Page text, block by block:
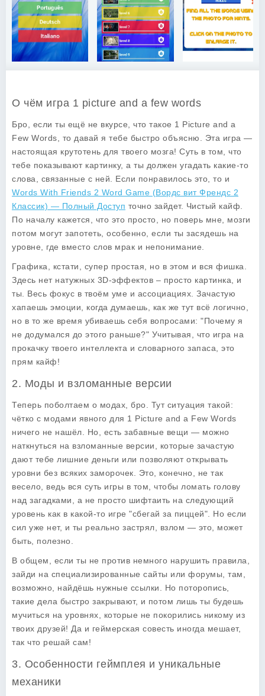
О чём игра 1 picture and a few words
Бро, если ты ещё не вкурсе, что такое 1 Picture and a
Few Words , то давай я тебе быстро объясню. Эта игра —
настоящая крутотень для твоего мозга! Суть в том, что
тебе показывают картинку, а ты должен угадать какие-то
слова, связанные с ней. Если понравилось это, то и
Words With Friends 2 Word Game (Вордс вит Френдс 2
Классик) — Полный Доступ точно зайдет. Чистый кайф.
По началу кажется, что это просто, но поверь мне, мозги
потом могут запотеть, особенно, если ты засядешь на
уровне, где вместо слов мрак и непонимание.
Графика, кстати, супер простая, но в этом и вся фишка.
Здесь нет натужных 3D-эффектов – просто картинка, и
ты. Весь фокус в твоём уме и ассоциациях. Зачастую
хапаешь эмоции, когда думаешь, как же тут всё логично,
но в то же время убиваешь себя вопросами: "Почему я
не додумался до этого раньше?" Учитывая, что игра на
прокачку твоего интеллекта и словарного запаса, это
прям кайф!
2. Моды и взломанные версии
Теперь поболтаем о модах, бро. Тут ситуация такой:
чётко с модами явного для 1 Picture and a Few Words
ничего не нашёл. Но, есть забавные вещи — можно
наткнуться на взломанные версии, которые зачастую
дают тебе лишние деньги или позволяют открывать
уровни без всяких заморочек. Это, конечно, не так
весело, ведь вся суть игры в том, чтобы ломать голову
над загадками, а не просто шифтаить на следующий
уровень как в какой-то игре "сбегай за пиццей". Но если
сил уже нет, и ты реально застрял, взлом — это, может
быть, полезно.
В общем, если ты не против немного нарушить правила,
зайди на специализированные сайты или форумы, там,
возможно, найдёшь нужные ссылки. Но поторопись,
такие дела быстро закрывают, и потом лишь ты будешь
мучиться на уровнях, которые не покорились никому из
твоих друзей! Да и геймерская совесть иногда мешает,
так что решай сам!
3. Особенности геймплея и уникальные
механики